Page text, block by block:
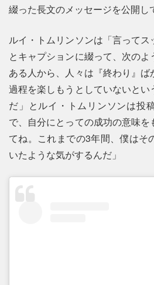
綴った長文のメッセージを公開し
ルイ・トムリンソンは「言ってス
とキャプションに綴って、次の
ある人から、人々は『終わり』
過程を楽しもうとしていないと
だ」とルイ・トムリンソンは投
で、自分にとっての成功の意味
てね。これまでの3年間、僕はそ
いたような気がするんだ」